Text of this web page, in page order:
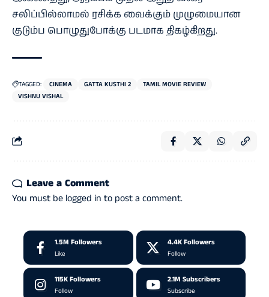
சலிப்பில்லாமல் ரசிக்க வைக்கும் முழுமையான
குடும்ப பொழுதுபோக்கு படமாக திகழ்கிறது.
TAGGED: CINEMA GATTA KUSTHI 2
TAMIL MOVIE REVIEW
VISHNU VISHAL
Leave a Comment
You must be logged in to post a comment.
1.5M Followers
Like
4.4K Followers
Follow
115KFollowers
Follow
2.1M Subscribers
Subscribe